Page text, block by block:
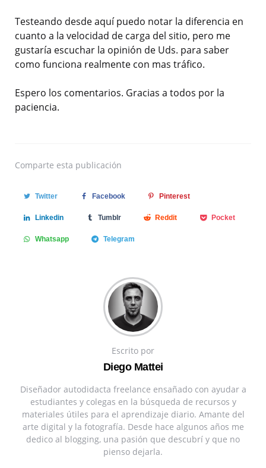
Testeando desde aquí puedo notar la diferencia en
cuanto a la velocidad de carga del sitio, pero me
gustaría escuchar la opinión de Uds. para saber
como funciona realmente con mas tráfico.
Espero los comentarios. Gracias a todos por la
paciencia.
Comparte esta publicación
Twitter Facebook Pinterest
Linkedin Tumblr Reddit Pocket
Whatsapp Telegram
Escrito por
Diego Mattei
Diseñador autodidacta freelance ensañado con ayudar a
estudiantes y colegas en la búsqueda de recursos y
materiales útiles para el aprendizaje diario. Amante del
arte digital y la fotografía. Desde hace algunos años me
dedico al blogging, una pasión que descubrí y que no
pienso dejarla.